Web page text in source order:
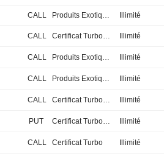
CALL Produits Exotiques Illimité
CALL Certificat Turbo Stop Loss Illimité
CALL Produits Exotiques Illimité
CALL Produits Exotiques Illimité
CALL Certificat Turbo Stop Loss Illimité
PUT Certificat Turbo Stop Loss Illimité
CALL Certificat Turbo Illimité